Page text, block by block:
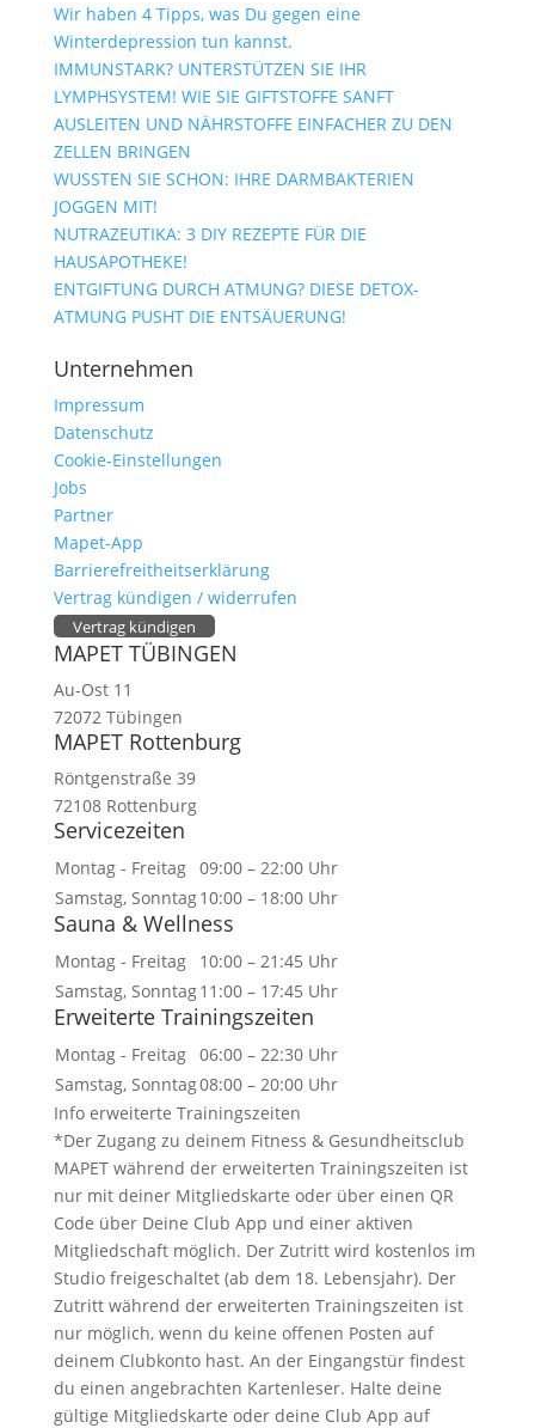
Wir haben 4 Tipps, was Du gegen eine
Winterdepression tun kannst.
IMMUNSTARK? UNTERSTÜTZEN SIE IHR
LYMPHSYSTEM! WIE SIE GIFTSTOFFE SANFT
AUSLEITEN UND NÄHRSTOFFE EINFACHER ZU DEN
ZELLEN BRINGEN
WUSSTEN SIE SCHON: IHRE DARMBAKTERIEN
JOGGEN MIT!
NUTRAZEUTIKA: 3 DIY REZEPTE FÜR DIE
HAUSAPOTHEKE!
ENTGIFTUNG DURCH ATMUNG? DIESE DETOX-
ATMUNG PUSHT DIE ENTSÄUERUNG!
Unternehmen
Impressum
Datenschutz
Cookie-Einstellungen
Jobs
Partner
Mapet-App
Barrierefreitheitserklärung
Vertrag kündigen / widerrufen
Vertrag kündigen
MAPET TÜBINGEN
Au-Ost 11
72072 Tübingen
MAPET Rottenburg
Röntgenstraße 39
72108 Rottenburg
Servicezeiten
Montag - Freitag 09:00 – 22:00 Uhr
Samstag, Sonntag10:00 – 18:00 Uhr
Sauna & Wellness
Montag - Freitag
10:00 – 21:45 Uhr
Samstag, Sonntag11:00 – 17:45 Uhr
Erweiterte Trainingszeiten
Montag - Freitag 06:00 – 22:30 Uhr
Samstag, Sonntag08:00 – 20:00 Uhr
Info erweiterte Trainingszeiten
*Der Zugang zu deinem Fitness & Gesundheitsclub
MAPET während der erweiterten Trainingszeiten ist
nur mit deiner Mitgliedskarte oder über einen QR
Code über Deine Club App und einer aktiven
Mitgliedschaft möglich. Der Zutritt wird kostenlos im
Studio freigeschaltet (ab dem 18. Lebensjahr). Der
Zutritt während der erweiterten Trainingszeiten ist
nur möglich, wenn du keine offenen Posten auf
deinem Clubkonto hast. An der Eingangstür findest
du einen angebrachten Kartenleser. Halte deine
gültige Mitgliedskarte oder deine Club App auf